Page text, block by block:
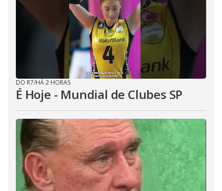
DO R7/HÁ 2 HORAS
É Hoje - Mundial de Clubes SP